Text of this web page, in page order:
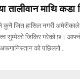
माथि कडा
जित हासिल नगरी अमेरीकाले
सुम्पेको जिकिर गरेको छ।
को पछिल्लो...